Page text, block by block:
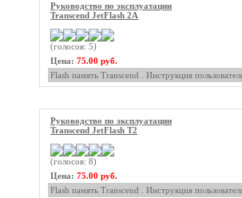
Руководство по эксплуатации
Transcend JetFlash 2A
(голосов: 5)
Цена: 75.00 руб.
Flash память Transcend . Инструкция
Руководство по эксплуатации
Transcend JetFlash T2
(голосов: 8)
Цена: 75.00 руб.
Flash память Transcend . Инструкция